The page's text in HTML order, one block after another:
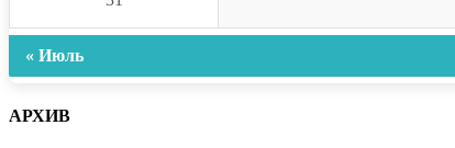
« Июль
АРХИВ